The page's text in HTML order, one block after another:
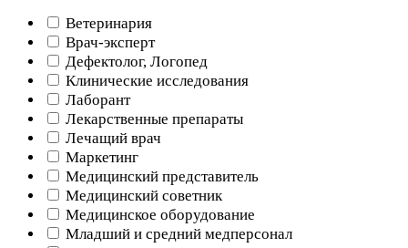
Ветеринария
Врач-эксперт
Дефектолог, Логопед
Клинические исследования
Лаборант
Лекарственные препараты
Лечащий врач
Маркетинг
Медицинский представитель
Медицинский советник
Медицинское оборудование
Младший и средний медперсонал